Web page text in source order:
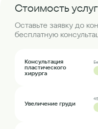
Стоимость услуг
Оставьте заявку до
бесплатную
Консультация
пластического
хирурга
Увеличение груди